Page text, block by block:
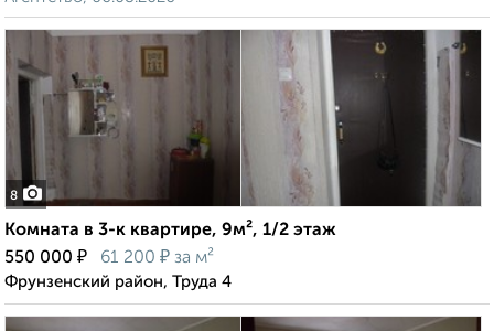
8
Комната в 3-к квартире, 9м², 1/2 этаж
550 000 ₽ 61 200 ₽ за м²
Фрунзенский район, Труда 4